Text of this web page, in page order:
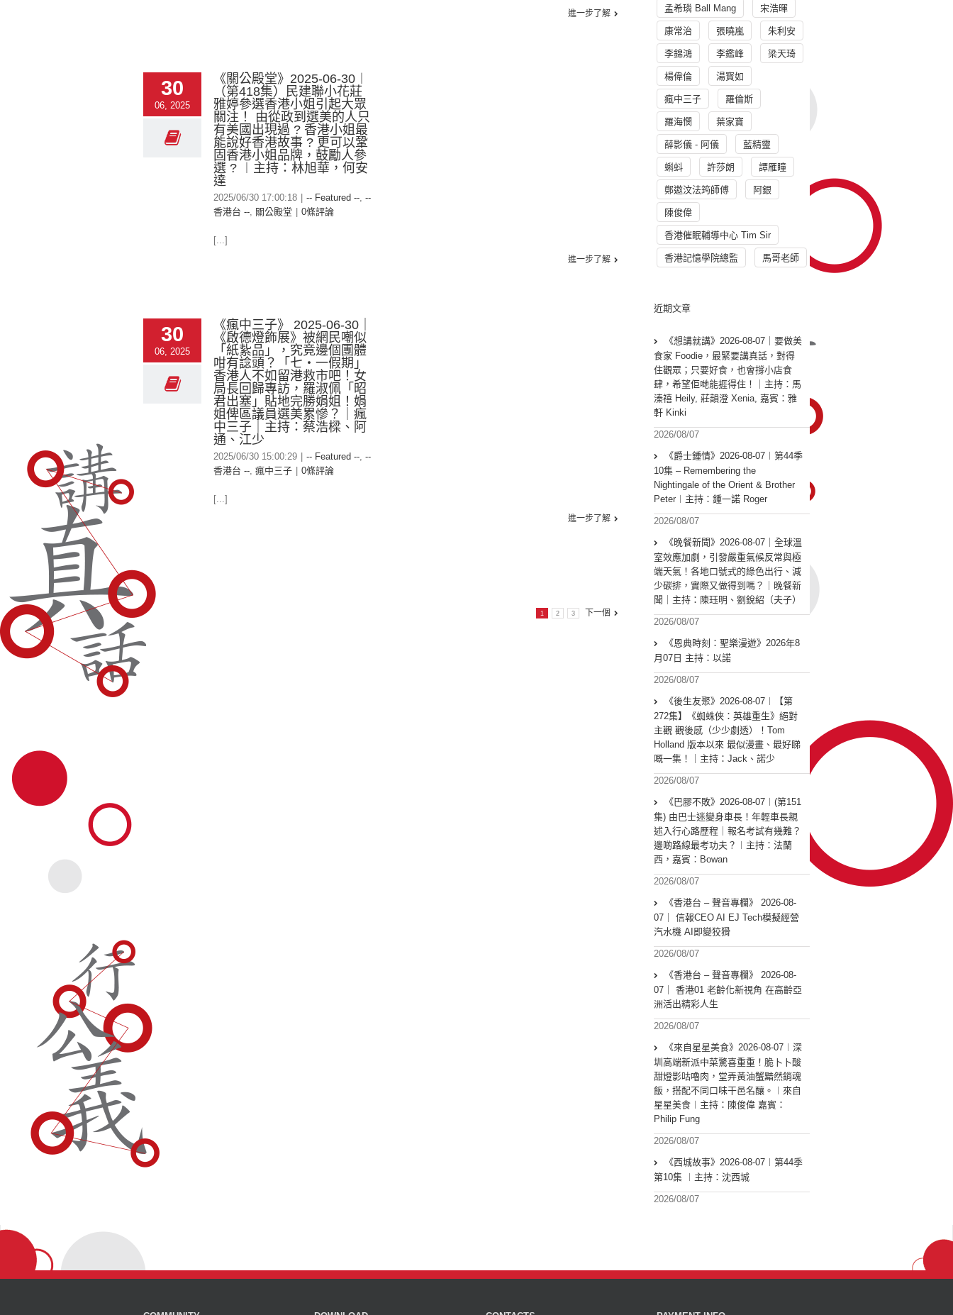
進一步了解
30
06, 2025
《關公殿堂》2025-06-30︱
（第418集）民建聯小花莊
雅婷參選香港小姐引起大眾
關注！ 由從政到選美的人只
有美國出現過 ? 香港小姐最
能說好香港故事 ? 更可以鞏
固香港小姐品牌，鼓勵人參
選 ? ︱主持：林旭華，何安
達
2025/06/30 17:00:18 -- Featured --, --
香港台 --, 關公殿堂 0條評論
[...]
進一步了解
30
06, 2025
《瘋中三子》 2025-06-30｜
《啟德燈飾展》被網民嘲似
「紙紥品」，究竟邊個團體
咁有諗頭？「七‧一假期」
香港人不如留港救市吧！女
局長回歸專訪，羅淑佩「昭
君出塞」貼地完勝娟姐！娟
姐俾區議員選美累慘？｜瘋
中三子｜主持：蔡浩樑、阿
通、江少
2025/06/30 15:00:29 -- Featured --, --
香港台 --, 瘋中三子 0條評論
[...]
進一步了解
1 2 3 下一個
孟希璘 Ball Mang 宋浩暉
康常治 張曉嵐 朱利安
李錦鴻 李鑑峰 梁天琦
楊偉倫 湯寳如
瘋中三子 羅倫斯
羅海憫 葉家寶
薛影儀 - 阿儀 藍精靈
蝌蚪 許莎朗 譚雁瞳
鄭遨汶法筠師傅 阿銀
陳俊偉
香港催眠輔導中心 Tim Sir
香港記憶學院總監 馬哥老師
近期文章
《想講就講》2026-08-07｜要做美
食家 Foodie，最緊要講真話，對得
住觀眾；只要好食，也會撐小店食
肆，希望佢哋能捱得住！｜主持：馬
溱禧 Heily, 莊韻澄 Xenia, 嘉賓：雅
軒 Kinki
2026/08/07
《爵士鍾情》2026-08-07︱第44季
10集 – Remembering the
Nightingale of the Orient & Brother
Peter︱主持：鍾一諾 Roger
2026/08/07
《晚餐新聞》2026-08-07｜全球溫
室效應加劇，引發嚴重氣候反常與極
端天氣！各地口號式的綠色出行、減
少碳排，實際又做得到嗎？｜晚餐新
聞｜主持：陳珏明、劉銳紹（夫子）
2026/08/07
《恩典時刻：聖樂漫遊》2026年8
月07日 主持：以諾
2026/08/07
《後生友聚》2026-08-07︱【第
272集】《蜘蛛俠：英雄重生》絕對
主觀 觀後感（少少劇透）！Tom
Holland 版本以來 最似漫畫、最好睇
嘅一集！｜主持：Jack、諾少
2026/08/07
《巴膠不敗》2026-08-07︱(第151
集) 由巴士迷變身車長！年輕車長親
述入行心路歷程｜報名考試有幾難？
邊啲路線最考功夫？︱主持：法蘭
西，嘉賓︰Bowan
2026/08/07
《香港台 – 聲音專欄》 2026-08-
07｜ 信報CEO AI EJ Tech模擬經營
汽水機 AI即變狡猾
2026/08/07
《香港台 – 聲音專欄》 2026-08-
07｜ 香港01 老齡化新視角 在高齡亞
洲活出精彩人生
2026/08/07
《來自星星美食》2026-08-07︱深
圳高端新派中菜驚喜重重！脆卜卜酸
甜燈影咕嚕肉，堂弄黃油蟹黯然銷魂
飯，搭配不同口味干邑名釀。︱來自
星星美食︱主持：陳俊偉 嘉賓：
Philip Fung
2026/08/07
《西城故事》2026-08-07︱第44季
第10集 ︱主持：沈西城
2026/08/07